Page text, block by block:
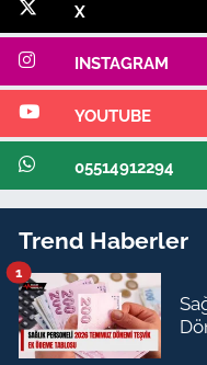
X
INSTAGRAM
YOUTUBE
05514912294
Trend Haberler
1